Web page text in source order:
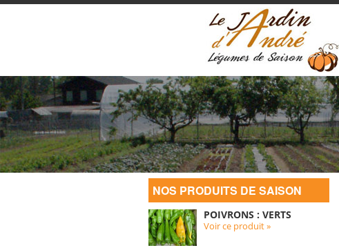
NOS PRODUITS DE SAISON
POIVRONS : VERTS
Voir ce produit »